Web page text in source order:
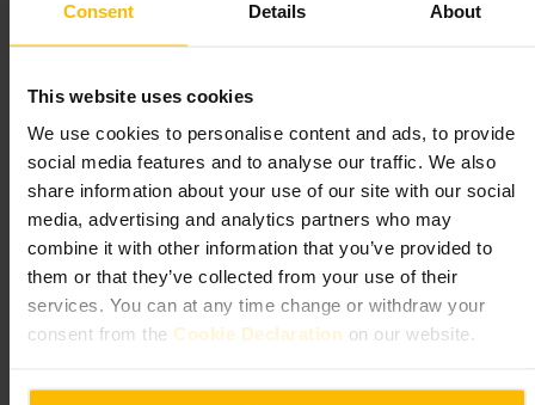
Consent Details About
This website uses cookies
We use cookies to personalise content and ads, to provide
social media features and to analyse our traffic. We also
share information about your use of our site with our social
media, advertising and analytics partners who may
combine it with other information that you’ve provided to
them or that they’ve collected from your use of their
services. You can at any time change or withdraw your
consent from the Cookie Declaration on our website.
maaltijd met vrienden of collega's.
Geschikt voor
#Centraal_gelegen #ZakelijkeLunch #Gezinsvriendelijk
#Etenmetvrienden #Italiaansgevoel
Wat u kunt verwachten
Een no-nonsense eetplek met aandacht voor basiskwaliteit. Verwacht
vriendelijke bediening, een menu voor delen en individuele gerechten,